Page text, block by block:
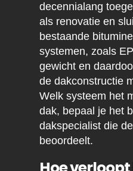
decennialang
als renovatie en
bestaande
systemen, zoals
gewicht en
de dakconstructie
Welk systeem het
dak, bepaal je het
dakspecialist die
beoordeelt.